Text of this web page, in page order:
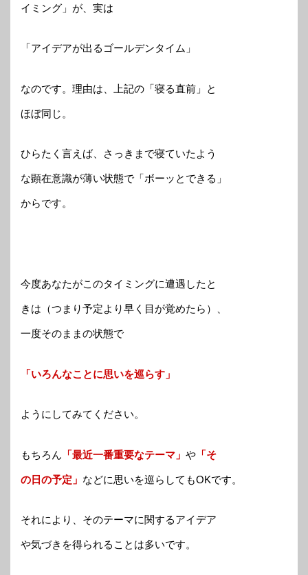
イミング」が、実は
「アイデアが出るゴールデンタイム」
なのです。理由は、上記の「寝る直前」と
ほぼ同じ。
ひらたく言えば、さっきまで寝ていたよう
な顕在意識が薄い状態で「ボーッとできる」
からです。
今度あなたがこのタイミングに遭遇したと
きは（つまり予定より早く目が覚めたら）、
一度そのままの状態で
「いろんなことに思いを巡らす」
ようにしてみてください。
もちろん 「最近一番重要なテーマ」 や 「そ
の日の予定」 などに思いを巡らしてもOKです。
それにより、そのテーマに関するアイデア
や気づきを得られることは多いです。